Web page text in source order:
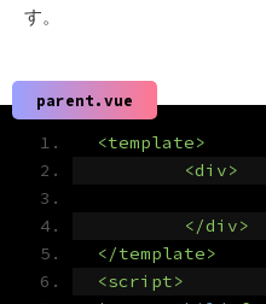
す。
parent.vue
<template>
<div>
</div>
</template>
<script>